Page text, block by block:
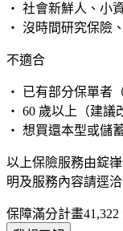
・ 社會新鮮人、小
・ 沒時間研究保險
不適合
・ 已有部分保單者
・ 60 歲以上（建議
・ 想買還本型或儲
以上保險服務由錠
明及服務內容請逕
保障滿分計畫41,322